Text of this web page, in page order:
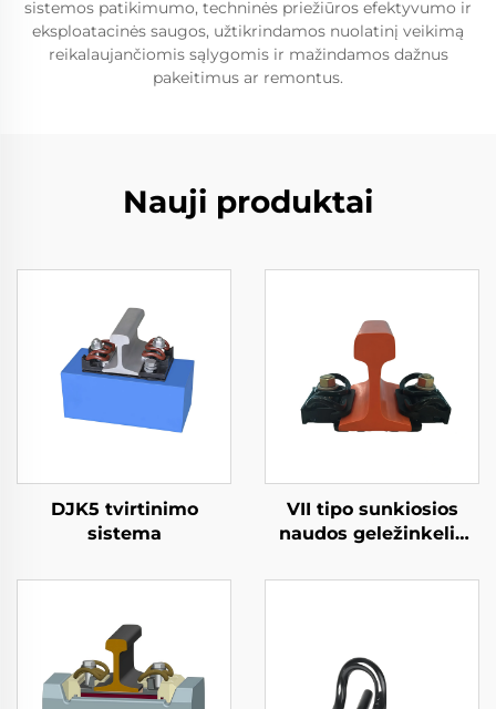
sistemos patikimumo, techninės priežiūros efektyvumo ir
eksploatacinės saugos, užtikrindamos nuolatinį veikimą
reikalaujančiomis sąlygomis ir mažindamos dažnus
pakeitimus ar remontus.
Nauji produktai
DJK5 tvirtinimo
sistema
VII tipo sunkiosios
naudos geležinkelio